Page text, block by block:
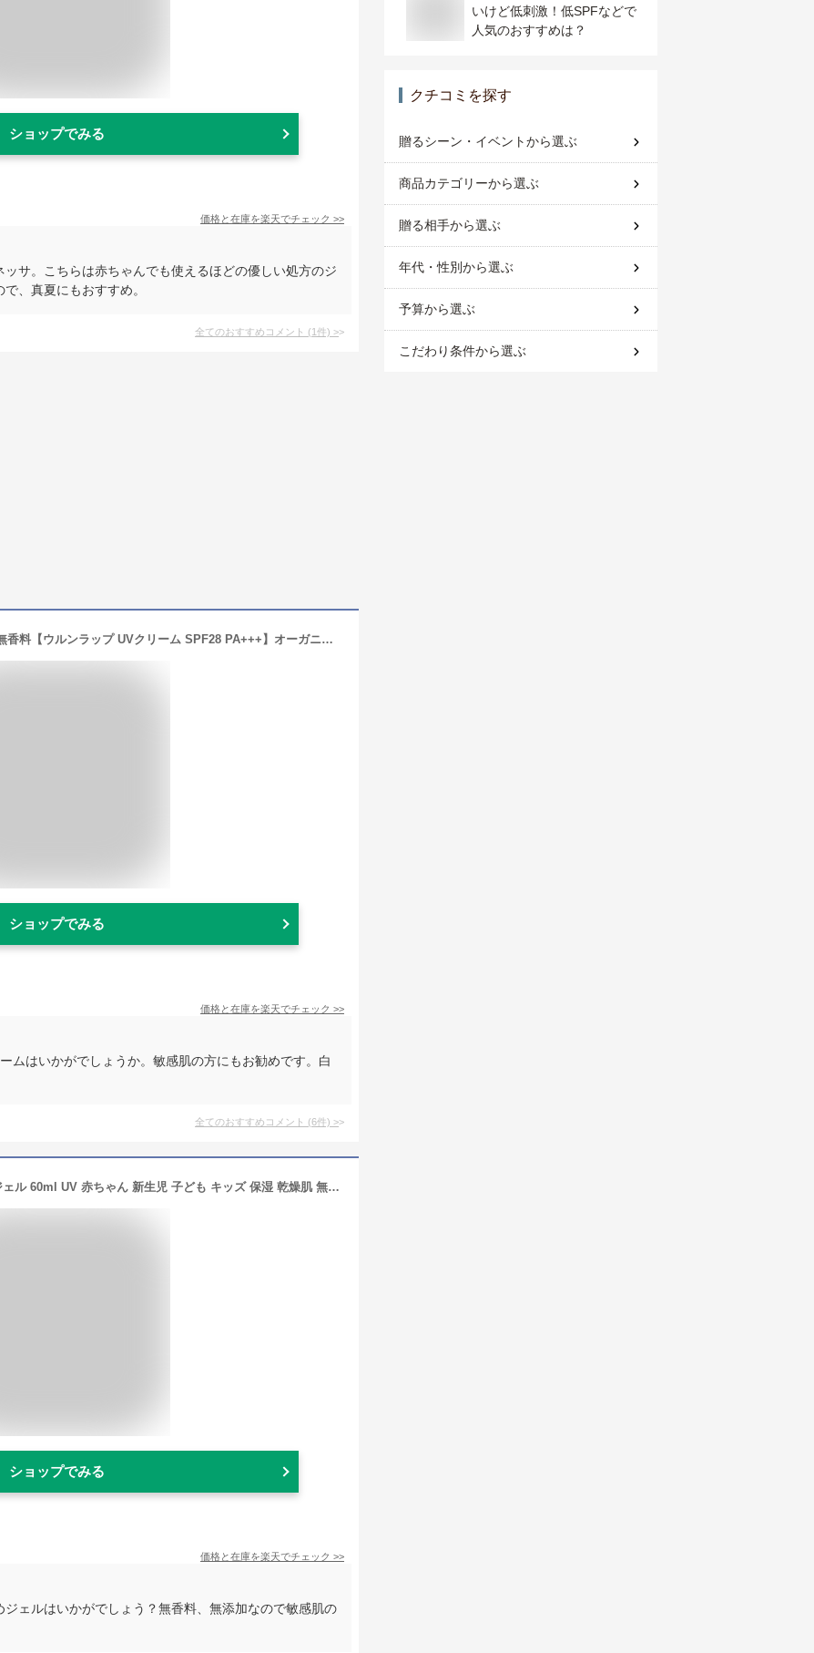
ショップでみる
価格と在庫を楽天でチェック >>
サ。こちらは赤ちゃんでも使えるほどの優しい処方のジ
、真夏にもおすすめ。
全てのおすすめコメント (1件) >
【楽天1位】日焼け止め ノンケミカル 無香料【ウルンラップ UVクリーム SPF28 PA+++】オーガニック紫外線吸収剤不使用 酸化亜鉛不使用 UV 顔 からだ 全身 敏感肌 低刺激 白くならない 化粧下地 子供 おすすめ メンズ 人気
ショップでみる
価格と在庫を楽天でチェック >>
ムはいかがでしょうか。敏感肌の方にもお勧めです。白
全てのおすすめコメント (6件) >
【公式】IFMEスキンケア 日焼け止めジェル 60ml UV 赤ちゃん 新生児 子ども キッズ 保湿 乾燥肌 無添加 無香料 無添加 乾燥肌 敏感肌 低刺激 ベビー用品 ベビーグッズ ベビースキンケア 国産 出産祝い
ショップでみる
価格と在庫を楽天でチェック >>
ェルはいかがでしょう？無香料、無添加なので敏感肌の
いけど低刺激！低SPFなどで
人気のおすすめは？
クチコミを探す
贈るシーン・イベントから選ぶ
商品カテゴリーから選ぶ
贈る相手から選ぶ
年代・性別から選ぶ
予算から選ぶ
こだわり条件から選ぶ